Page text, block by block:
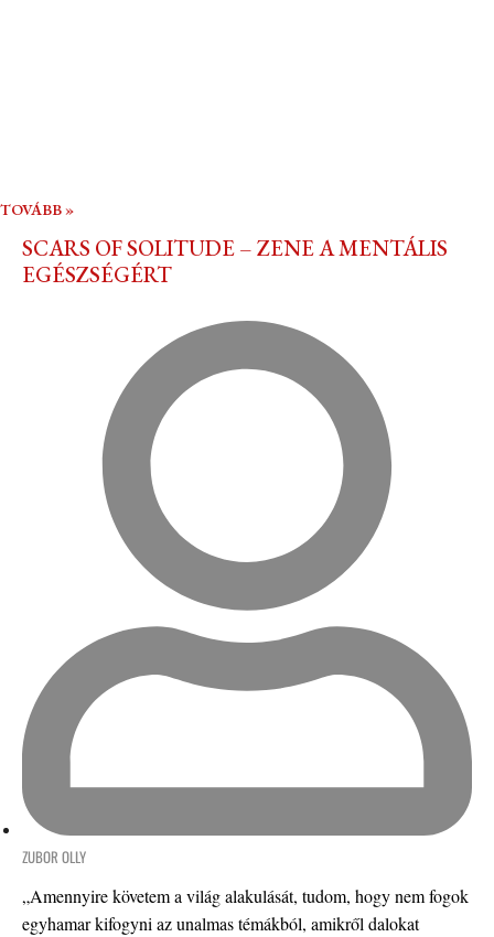
TOVÁBB »
SCARS OF SOLITUDE – ZENE A MENTÁLIS
EGÉSZSÉGÉRT
ZUBOR OLLY
„Amennyire követem a világ alakulását, tudom, hogy nem fogok
egyhamar kifogyni az unalmas témákból, amikről dalokat